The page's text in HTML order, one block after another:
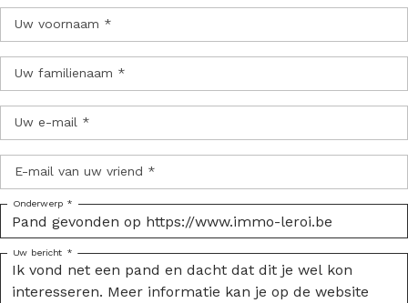
Uw voornaam *
Uw familienaam *
Uw e-mail *
E-mail van uw vriend *
Onderwerp *
Uw bericht *